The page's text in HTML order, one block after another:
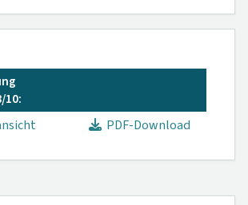
10:
PDF-Download